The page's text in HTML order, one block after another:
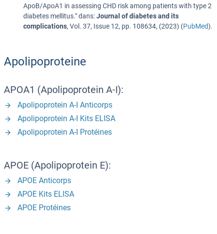
ApoB/ApoA1 in assessing CHD risk among patients with type 2
diabetes mellitus." dans:Journal of diabetes and its
complications, Vol. 37, Issue 12, pp. 108634, (2023) (PubMed).
Apolipoproteine
APOA1 (Apolipoprotein A-I):
Apolipoprotein A-I Anticorps
Apolipoprotein A-I Kits ELISA
Apolipoprotein A-I Protéines
APOE (Apolipoprotein E):
APOE Anticorps
APOE Kits ELISA
APOE Protéines